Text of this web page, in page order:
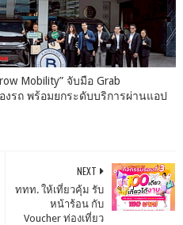
Mobility” จับมือ Grab
งรถ พร้อมยกระดับบริการผ่านแอป
NEXT
ททท. ให้เที่ยวคุ้ม รับ
หน้าร้อน กับ
Voucher ท่องเที่ยว